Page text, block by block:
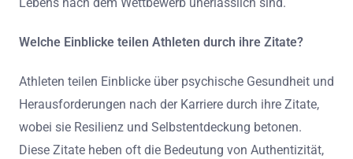
Welche Einblicke teilen Athleten durch ihre Zitate?
Athleten teilen Einblicke über psychische Gesundheit und
Herausforderungen nach der Karriere durch ihre Zitate,
wobei sie Resilienz und Selbstentdeckung betonen.
Diese Zitate heben oft die Bedeutung von Authentizität,